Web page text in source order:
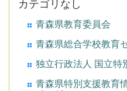
カテゴリなし
青森県教育委員会
青森県総合学校教育
独立行政法人 国立特
青森県特別支援教育